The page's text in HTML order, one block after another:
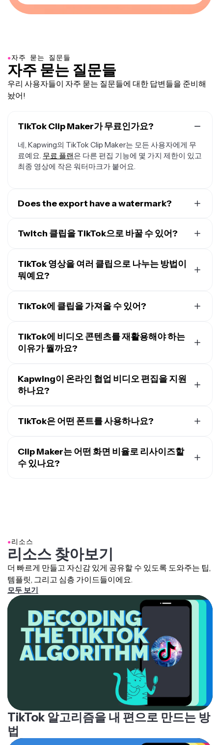
●자주 묻는 질문들
자주 묻는 질문들
우리 사용자들이 자주 묻는 질문들에 대한 답변들을 준비해
놨어!
TikTok Clip Maker가 무료인가요?
네, Kapwing의 TikTok Clip Maker는 모든 사용자에게 무
료예요. 무료 플랜은 다른 편집 기능에 몇 가지 제한이 있고
최종 영상에 작은 워터마크가 붙어요.
Does the export have a watermark?
Maker를 포함한 모든 내보내기에 워터마크가 붙어있을 거
Twitch 클립을 TikTok으로 바꿀 수 있어?
있어요. Kapwing의 AI TikTok Maker를 사용하면 영상을
클립으로 자를 필요도 없어요 — AI Assistant가 다 해줄
TikTok 영상을 여러 클립으로 나누는 방법이
뭐예요?
은 영상 편집 플랫폼을 사용하면 TikTok에 맞게 콘텐츠를
로드하고, 필요한 부분을 잘라낸 다음 이어붙이면 돼요. 스
튜디오에서 수동으로 완전히 제어하면서 할 수도 있고, AI
TikTok에 클립을 가져올 수 있어?
사용해서 비디오를 편집하면, 다운로드해서 다른 곳에 올
릴 때 TikTok 워터마크가 붙게 돼요. 모든 플랫폼에서 콘텐
TikTok에 비디오 콘텐츠를 재활용해야 하는
이유가 뭘까요?
있어. 영상 콘텐츠를 TikTok으로 재활용해야 하는 세 가지
주요 이유를 소개할게:
여러 버전이나 클립으로 빠르게 변환해서 처음부터
다시 만들 필요 없이 일관된 콘텐츠 흐름을 유지하고
새로운 시청자 확보: TikTok 시청자에게 맞게 영상
콘텐츠를 조정해서 노출도를 높이고 시청자와 효과
Kapwing이 온라인 협업 비디오 편집을 지원
하나요?
멤버를 초대할 수 있게 해서 협업 영상 편집을 지원해요. 온
공간에Brand Kit을 업로드하거나 실시간으로 함께 설정할
수 있어서, 자산이 항상 준비되어 있고 정리된 상태를 유지
TikTok은 어떤 폰트를 사용하나요?
TikTok의 클래식 폰트인 Proxima Nova - Semibold
라는 오픈소스 폰트.
Clip Maker는 어떤 화면 비율로 리사이즈할
수 있나요?
1:1(Instagram 포스트 정사각형)
4:5 (Instagram 포스트 세로)
모든 플랫폼에 최적의 비디오 크기를 알아보려면 우리의
소셜 미디어 화면비 블로그를 읽어봐요.
●리소스
리소스 찾아보기
더 빠르게 만들고 자신감 있게 공유할 수 있도록 도와주는 팁,
템플릿, 그리고 심층 가이드들이에요.
모두 보기
TikTok 알고리즘을 내 편으로 만드는 방
법